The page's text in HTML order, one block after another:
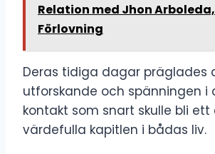
Relation med Jhon
Förlovning
Deras tidiga dagar präglades
utforskande och spänningen i
kontakt som snart skulle bli
värdefulla kapitlen i bådas liv.